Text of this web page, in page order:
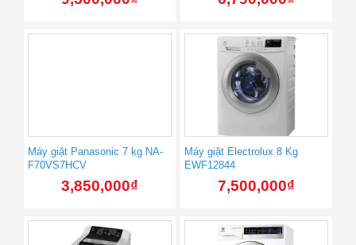
Máy giặt Panasonic 7 kg NA-
F70VS7HCV
3,850,000₫
Máy giặt Electrolux 8 Kg
EWF12844
7,500,000₫